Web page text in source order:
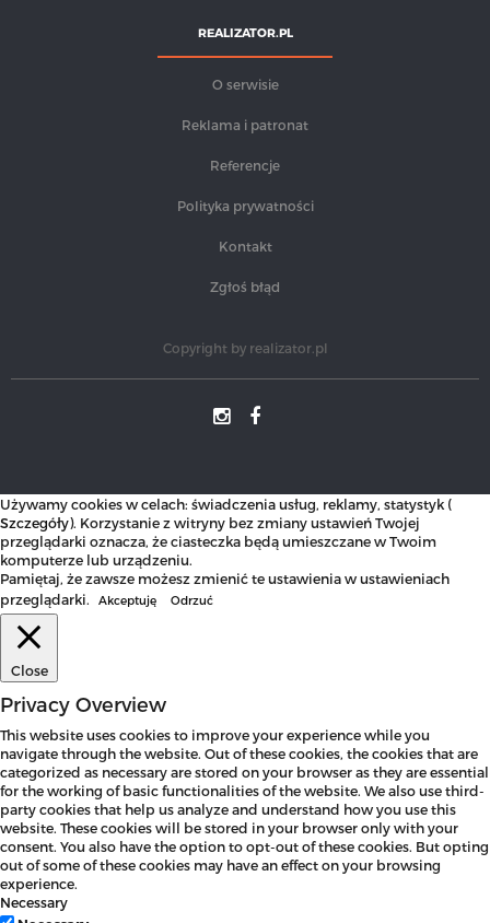
REALIZATOR.PL
O serwisie
Reklama i patronat
Referencje
Polityka prywatności
Kontakt
Zgłoś błąd
Copyright by realizator.pl
Używamy cookies w celach: świadczenia usług, reklamy, statystyk (
Szczegóły). Korzystanie z witryny bez zmiany ustawień Twojej
przeglądarki oznacza, że ciasteczka będą umieszczane w Twoim
komputerze lub urządzeniu.
Pamiętaj, że zawsze możesz zmienić te ustawienia w ustawieniach
przeglądarki.
Akceptuję Odrzuć
Close
Privacy Overview
This website uses cookies to improve your experience while you
navigate through the website. Out of these cookies, the cookies that are
categorized as necessary are stored on your browser as they are essential
for the working of basic functionalities of the website. We also use third-
party cookies that help us analyze and understand how you use this
website. These cookies will be stored in your browser only with your
consent. You also have the option to opt-out of these cookies. But opting
out of some of these cookies may have an effect on your browsing
experience.
Necessary